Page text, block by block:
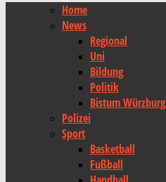
Home
News
Regional
Uni
Bildung
Politik
Bistum Würzburg
Polizei
Sport
Basketball
Fußball